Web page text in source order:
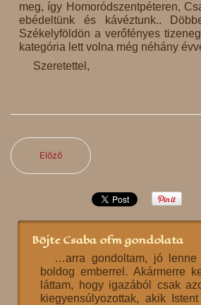
meg, így Homoródszentpéteren,
ebédeltünk és kávéztunk..
Székelyföldön a verőfényes
kategória lett volna még néhány
Szeretettel,
Előző
Böjte Csaba ofm gondolata
…arra gondoltam, jó lenne
boldog emberrel. Akármerre
láttam, hogy igazából csak
kiegyensúlyozottak, akik